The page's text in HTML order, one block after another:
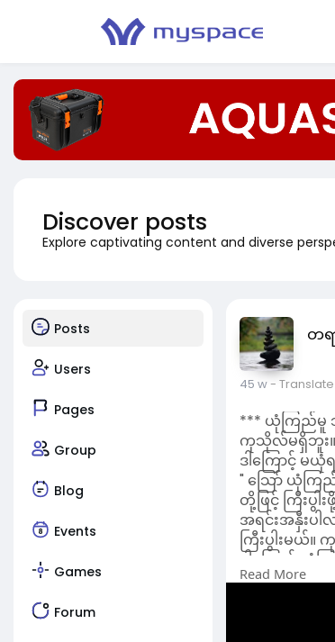
Discover posts
Explore captivating content and diverse
Posts
Users
Pages
Group
Blog
Events
Games
Forum
တရ
45 w- Translate
*** ယုံကြည်မူ သ
ကုသိုလ်မရှိဘူး။
ဒါကြောင့် မ
" သြော် ယုံက
တို့ဖြင့် ကြီးပွ
အရင်းအနှီးပ
ကြီးပွါးမယ်
ဒါကြောင့် ယုံ
များအောင် က
ကြိုးစားရသ
သဒ္ဓါတရာ
Read More